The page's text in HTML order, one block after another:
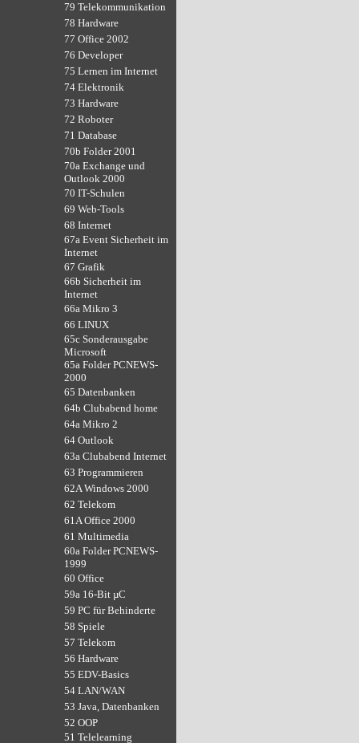
79 Telekommunikation
78 Hardware
77 Office 2002
76 Developer
75 Lernen im Internet
74 Elektronik
73 Hardware
72 Roboter
71 Database
70b Folder 2001
70a Exchange und
Outlook 2000
70 IT-Schulen
69 Web-Tools
68 Internet
67a Event Sicherheit im
Internet
67 Grafik
66b Sicherheit im
Internet
66a Mikro 3
66 LINUX
65c Sonderausgabe
Microsoft
65a Folder PCNEWS-
2000
65 Datenbanken
64b Clubabend home
64a Mikro 2
64 Outlook
63a Clubabend Internet
63 Programmieren
62A Windows 2000
62 Telekom
61A Office 2000
61 Multimedia
60a Folder PCNEWS-
1999
60 Office
59a 16-Bit µC
59 PC für Behinderte
58 Spiele
57 Telekom
56 Hardware
55 EDV-Basics
54 LAN/WAN
53 Java, Datenbanken
52 OOP
51 Telelearning